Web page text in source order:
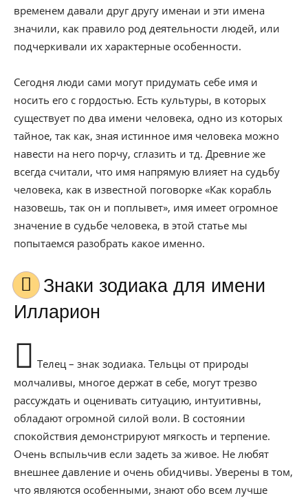
временем давали друг другу именаи и эти имена
значили, как правило род деятельности людей, или
подчеркивали их характерные особенности.
Сегодня люди сами могут придумать себе имя и
носить его с гордостью. Есть культуры, в которых
существует по два имени человека, одно из которых
тайное, так как, зная истинное имя человека можно
навести на него порчу, сглазить и тд. Древние же
всегда считали, что имя напрямую влияет на судьбу
человека, как в известной поговорке «Как корабль
назовешь, так он и поплывет», имя имеет огромное
значение в судьбе человека, в этой статье мы
попытаемся разобрать какое именно.
Знаки зодиака для имени
Илларион
Телец – знак зодиака. Тельцы от природы
молчаливы, многое держат в себе, могут трезво
рассуждать и оценивать ситуацию, интуитивны,
обладают огромной силой воли. В состоянии
спокойствия демонстрируют мягкость и терпение.
Очень вспыльчив если задеть за живое. Не любят
внешнее давление и очень обидчивы. Уверены в том,
что являются особенными, знают обо всем лучше